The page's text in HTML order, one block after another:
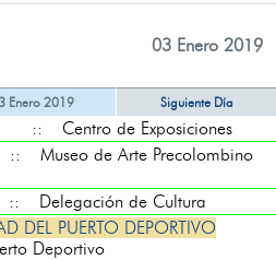
03 Enero 2019
Enero 2019 Siguiente Día
:: Centro de Exposiciones
:: Museo de Arte Precolombino
:: Delegación de Cultura
DEL PUERTO DEPORTIVO
Deportivo